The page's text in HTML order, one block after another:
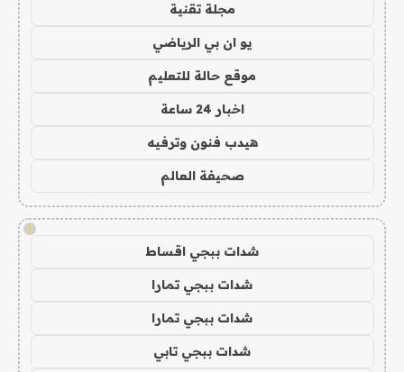
مجلة تقنية
يو ان بي الرياضي
موقع حالة للتعليم
اخبار 24 ساعة
هيدب فنون وترفيه
صحيفة العالم
!
شدات ببجي اقساط
شدات ببجي تمارا
شدات ببجي تمارا
شدات ببجي تابي